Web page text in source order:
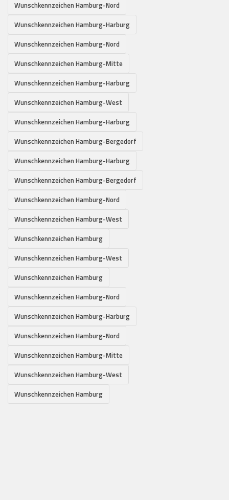
Wunschkennzeichen Hamburg-Nord
Wunschkennzeichen Hamburg-Harburg
Wunschkennzeichen Hamburg-Nord
Wunschkennzeichen Hamburg-Mitte
Wunschkennzeichen Hamburg-Harburg
Wunschkennzeichen Hamburg-West
Wunschkennzeichen Hamburg-Harburg
Wunschkennzeichen Hamburg-Bergedorf
Wunschkennzeichen Hamburg-Harburg
Wunschkennzeichen Hamburg-Bergedorf
Wunschkennzeichen Hamburg-Nord
Wunschkennzeichen Hamburg-West
Wunschkennzeichen Hamburg
Wunschkennzeichen Hamburg-West
Wunschkennzeichen Hamburg
Wunschkennzeichen Hamburg-Nord
Wunschkennzeichen Hamburg-Harburg
Wunschkennzeichen Hamburg-Nord
Wunschkennzeichen Hamburg-Mitte
Wunschkennzeichen Hamburg-West
Wunschkennzeichen Hamburg